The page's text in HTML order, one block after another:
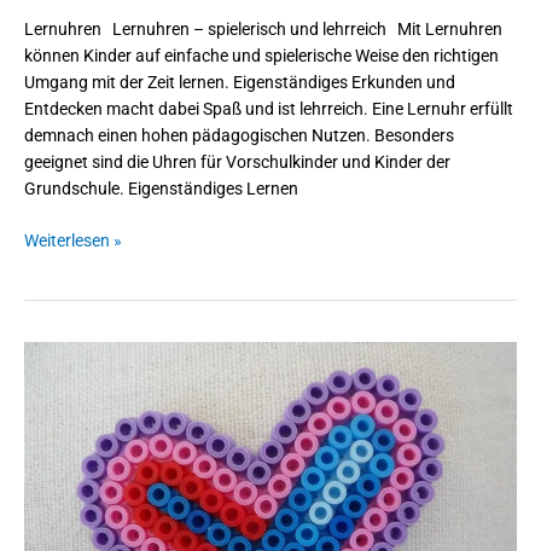
Lernuhren Lernuhren – spielerisch und lehrreich Mit Lernuhren
können Kinder auf einfache und spielerische Weise den richtigen
Umgang mit der Zeit lernen. Eigenständiges Erkunden und
Entdecken macht dabei Spaß und ist lehrreich. Eine Lernuhr erfüllt
demnach einen hohen pädagogischen Nutzen. Besonders
geeignet sind die Uhren für Vorschulkinder und Kinder der
Grundschule. Eigenständiges Lernen
Weiterlesen »
Kreatives
Basteln
mit
Bügelperlen
und
zugleich
Schulung
der